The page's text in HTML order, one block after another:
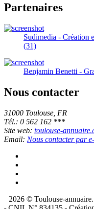
Partenaires
Sudimedia - Création
(31)
Benjamin Benetti -
Nous contacter
31000 Toulouse, FR
Tél.: 0 562 162 ***
Site web: toulouse-
Email: Nous contacter par
2026 © Toulouse-